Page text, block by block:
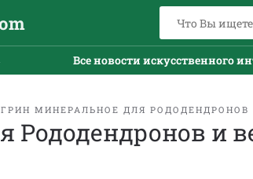
Все новости искусственного
МИНЕРАЛЬНОЕ ДЛЯ
Рододендронов и